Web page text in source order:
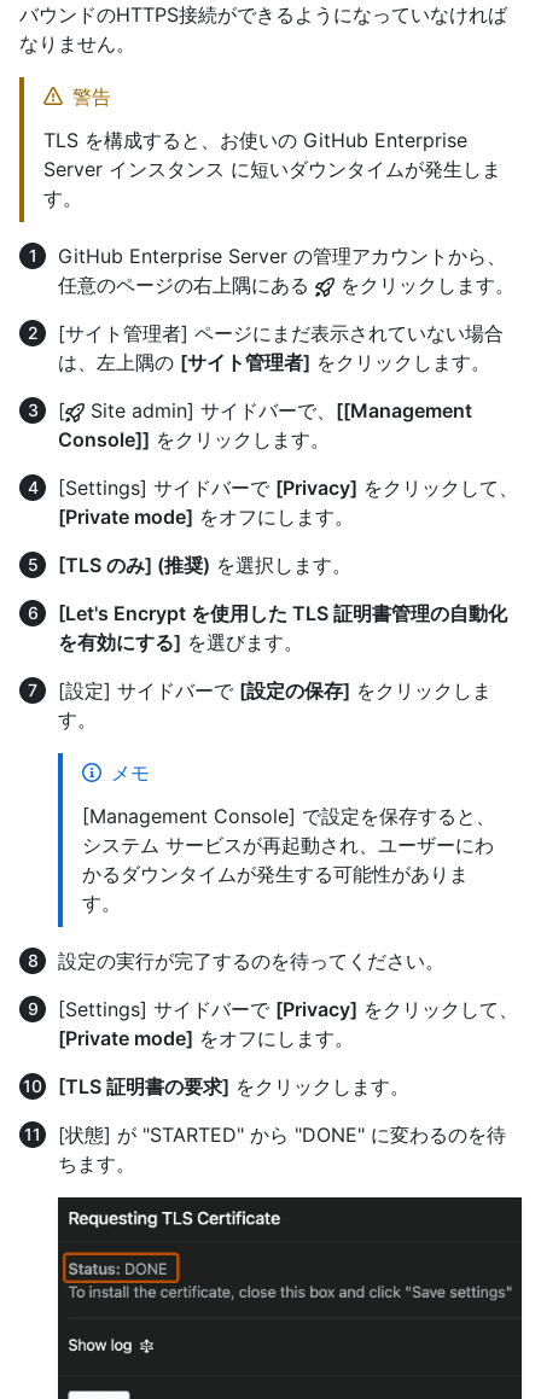
バウンドのHTTPS接続ができるようになっていなければ
なりません。
警告
TLS を構成すると、お使いの GitHub Enterprise
Server インスタンス に短いダウンタイムが発生しま
す。
GitHub Enterprise Server の管理アカウントから、
任意のページの右上隅にある
をクリックします。
[サイト管理者] ページにまだ表示されていない場合
は、左上隅の [サイト管理者] をクリックします。
[
Site admin] サイドバーで、 [[Management
Console]] をクリックします。
[Settings] サイドバーで [Privacy] をクリックして、
[Private mode] をオフにします。
[TLS のみ] (推奨) を選択します。
[Let's Encrypt を使用した TLS 証明書管理の自動化
を有効にする] を選びます。
[設定] サイドバーで [設定の保存] をクリックしま
す。
メモ
[Management Console] で設定を保存すると、
システム サービスが再起動され、ユーザーにわ
かるダウンタイムが発生する可能性がありま
す。
設定の実行が完了するのを待ってください。
[Settings] サイドバーで [Privacy] をクリックして、
[Private mode] をオフにします。
[TLS 証明書の要求] をクリックします。
[状態] が "STARTED" から "DONE" に変わるのを待
ちます。